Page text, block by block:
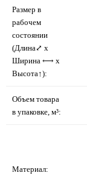
Размер в
рабочем
состоянии
(Длина⤢ х
Ширина ⟷ х
Высота↑):
Объем товара
в упаковке, м³:
Материал: